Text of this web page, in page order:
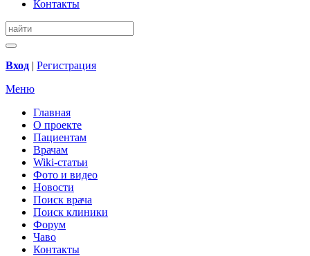
Контакты
Вход | Регистрация
Меню
Главная
О проекте
Пациентам
Врачам
Wiki-статьи
Фото и видео
Новости
Поиск врача
Поиск клиники
Форум
Чаво
Контакты